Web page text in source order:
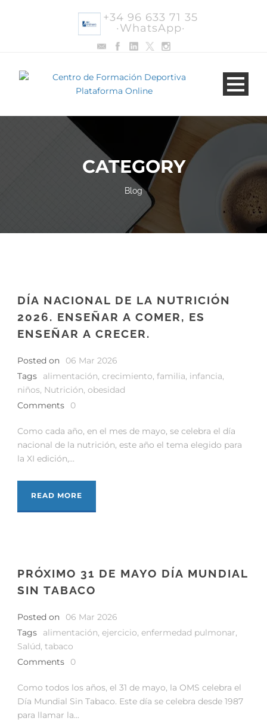
+34 96 633 71 35
·WhatsApp·
CATEGORY
Blog
DÍA NACIONAL DE LA NUTRICIÓN
2026. ENSEÑAR A COMER, ES
ENSEÑAR A CRECER.
Posted on
06 Mar 2026
Tags
alimentación, crecimiento, familia, infancia,
niños, Nutrición, obesidad
Comments
0
Como cada año, en el mes de mayo, se celebra el día
nacional de la nutrición, este año el tema elegido para
la XI edición,...
READ MORE
PRÓXIMO 31 DE MAYO DÍA MUNDIAL
SIN TABACO
Posted on
06 Mar 2026
Tags
alimentación, ejercicio, enfermedad pulmonar,
Salúd, tabaco
Comments
0
Como todos los años, el 31 de mayo, la OMS celebra el
Día Mundial Sin Tabaco. Este día se celebra desde 1987
para llamar la...